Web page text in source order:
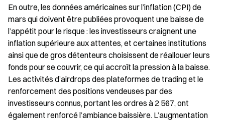
En outre, les données américaines sur l’inflation (CPI) de
mars qui doivent être publiées provoquent une baisse de
l’appétit pour le risque : les investisseurs craignent une
inflation supérieure aux attentes, et certaines institutions
ainsi que de gros détenteurs choisissent de réallouer leurs
fonds pour se couvrir, ce qui accroît la pression à la baisse.
Les activités d’airdrops des plateformes de trading et le
renforcement des positions vendeuses par des
investisseurs connus, portant les ordres à 2 567, ont
également renforcé l’ambiance baissière. L’augmentation